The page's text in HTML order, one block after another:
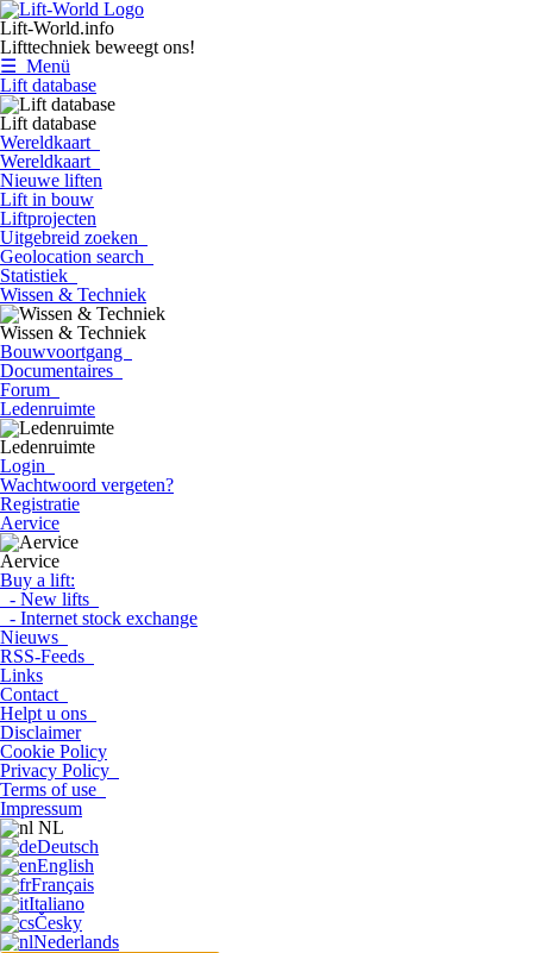
Lift-World.info
Lifttechniek beweegt ons!
☰ Menü
Lift database
Lift database
Wereldkaart
Wereldkaart
Nieuwe liften
Lift in bouw
Liftprojecten
Uitgebreid zoeken
Geolocation search
Statistiek
Wissen & Techniek
Wissen & Techniek
Bouwvoortgang
Documentaires
Forum
Ledenruimte
Ledenruimte
Login
Wachtwoord vergeten?
Registratie
Aervice
Aervice
Buy a lift:
- New lifts
- Internet stock exchange
Nieuws
RSS-Feeds
Links
Contact
Helpt u ons
Disclaimer
Cookie Policy
Privacy Policy
Terms of use
Impressum
NL
Deutsch
English
Français
Italiano
Česky
Nederlands